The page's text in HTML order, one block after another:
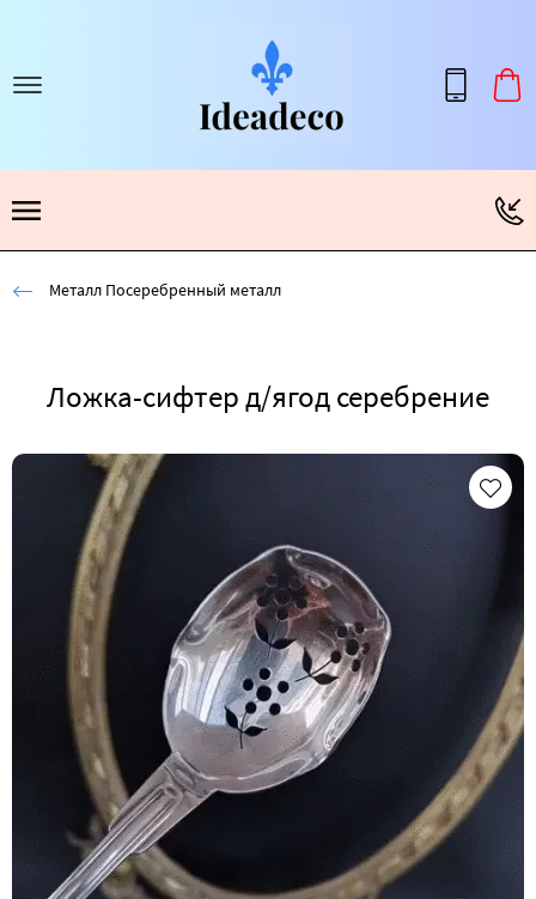
Металл Посеребренный металл
Ложка-сифтер д/ягод серебрение